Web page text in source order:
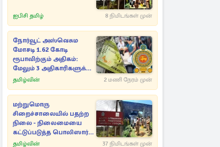
ஐபிசி தமிழ் 8 நிமிடங்கள் முன்
நோர்வூட் அஸ்வெசும
மோசடி 1.62 கோடி
ரூபாவிற்கும் அதிகம்:
மேலும் 3 அதிகாரிகளுக்கு
தொடர்பு!
தமிழ்வின் 2 மணி நேரம் முன்
மற்றுமொரு
சிறைச்சாலையில் பதற்ற
நிலை - நிலைமையை
கட்டுப்படுத்த பொலிஸார்
தீவிர முயற்சி
தமிழ்வின் 37 நிமிடங்கள் முன்